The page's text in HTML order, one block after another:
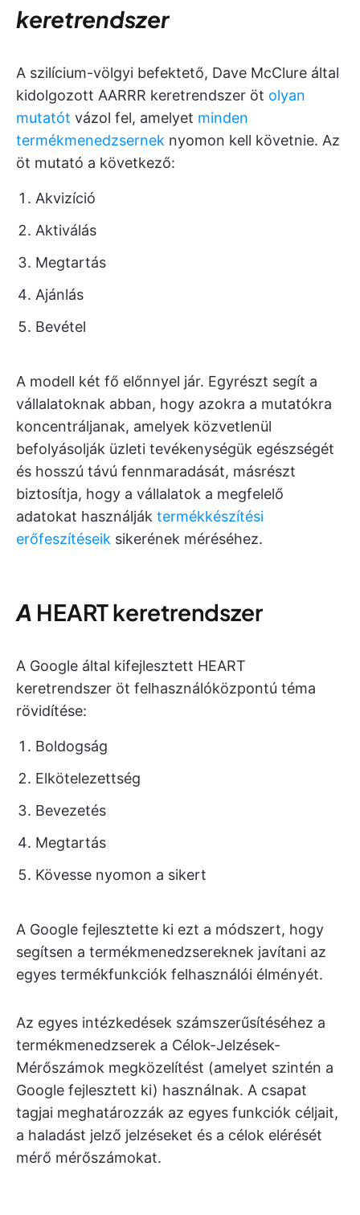
keretrendszer
A szilícium-völgyi befektető, Dave McClure által
kidolgozott AARRR keretrendszer öt olyan
mutatót vázol fel, amelyet minden
termékmenedzsernek nyomon kell követnie. Az
öt mutató a következő:
Akvizíció
Aktiválás
Megtartás
Ajánlás
Bevétel
A modell két fő előnnyel jár. Egyrészt segít a
vállalatoknak abban, hogy azokra a mutatókra
koncentráljanak, amelyek közvetlenül
befolyásolják üzleti tevékenységük egészségét
és hosszú távú fennmaradását, másrészt
biztosítja, hogy a vállalatok a megfelelő
adatokat használják termékkészítési
erőfeszítéseik sikerének méréséhez.
A HEART keretrendszer
A Google által kifejlesztett HEART
keretrendszer öt felhasználóközpontú téma
rövidítése:
Boldogság
Elkötelezettség
Bevezetés
Megtartás
Kövesse nyomon a sikert
A Google fejlesztette ki ezt a módszert, hogy
segítsen a termékmenedzsereknek javítani az
egyes termékfunkciók felhasználói élményét.
Az egyes intézkedések számszerűsítéséhez a
termékmenedzserek a Célok-Jelzések-
Mérőszámok megközelítést (amelyet szintén a
Google fejlesztett ki) használnak. A csapat
tagjai meghatározzák az egyes funkciók céljait,
a haladást jelző jelzéseket és a célok elérését
mérő mérőszámokat.